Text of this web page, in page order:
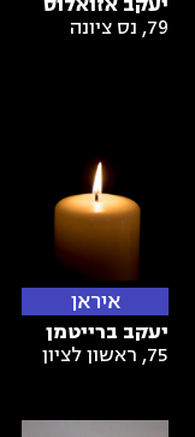
79
, נס ציונה
איראן
יעקב ברייטמן
75
, ראשון לציון